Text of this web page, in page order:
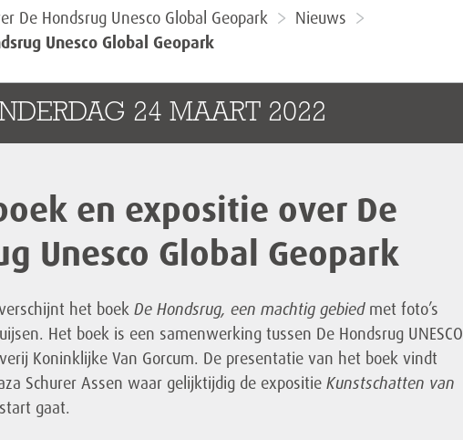
De Hondsrug Unesco Global Geopark
Nieuws
Unesco Global Geopark
24 MAART 2022
en expositie over De
Unesco Global Geopark
het boek De Hondsrug, een machtig gebiedmet foto’s
Het boek is een samenwerking tussen De Hondsrug UNESCO
Koninklijke Van Gorcum. De presentatie van het boek vindt
Schurer Assen waar gelijktijdig de expositie Kunstschatten van
gaat.